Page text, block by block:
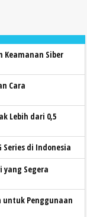
Keamanan Siber
Cara
Lebih dari 0,5
Series di Indonesia
yang Segera
untuk Penggunaan